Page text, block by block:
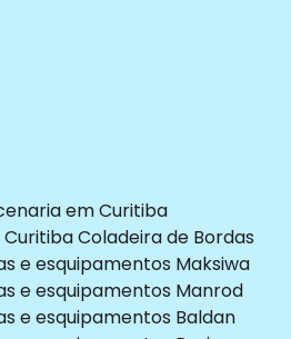
em Curitiba
CuritibaColadeira de Bordas
e esquipamentos Maksiwa
e esquipamentos Manrod
e esquipamentos Baldan